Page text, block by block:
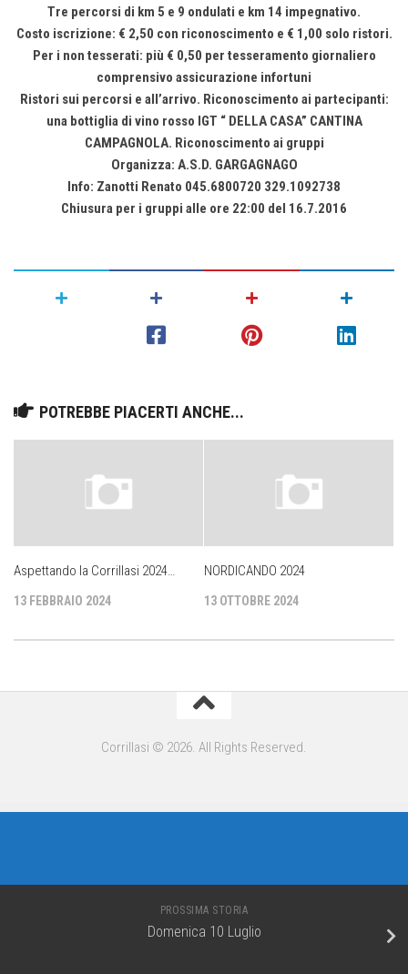
Tre percorsi di km 5 e 9 ondulati e km 14 impegnativo.
Costo iscrizione: € 2,50 con riconoscimento e € 1,00 solo ristori.
Per i non tesserati: più € 0,50 per tesseramento giornaliero
comprensivo assicurazione infortuni
Ristori sui percorsi e all’arrivo. Riconoscimento ai partecipanti:
una bottiglia di vino rosso IGT “ DELLA CASA” CANTINA
CAMPAGNOLA. Riconoscimento ai gruppi
Organizza: A.S.D. GARGAGNAGO
Info: Zanotti Renato 045.6800720 329.1092738
Chiusura per i gruppi alle ore 22:00 del 16.7.2016
POTREBBE PIACERTI ANCHE...
Aspettando la Corrillasi 2024…
13 FEBBRAIO 2024
NORDICANDO 2024
13 OTTOBRE 2024
Corrillasi © 2026. All Rights Reserved.
PROSSIMA STORIA
Domenica 10 Luglio